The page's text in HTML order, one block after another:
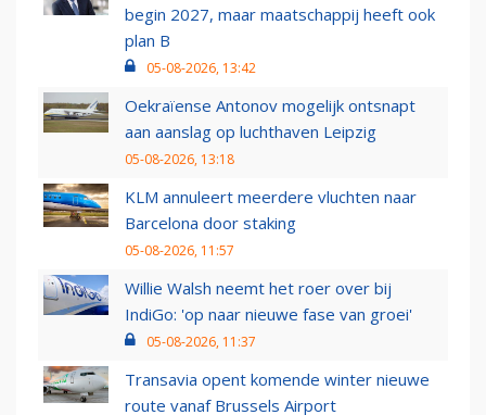
begin 2027, maar maatschappij heeft ook
plan B
05-08-2026, 13:42
Oekraïense Antonov mogelijk ontsnapt
aan aanslag op luchthaven Leipzig
05-08-2026, 13:18
KLM annuleert meerdere vluchten naar
Barcelona door staking
05-08-2026, 11:57
Willie Walsh neemt het roer over bij
IndiGo: 'op naar nieuwe fase van groei'
05-08-2026, 11:37
Transavia opent komende winter nieuwe
route vanaf Brussels Airport